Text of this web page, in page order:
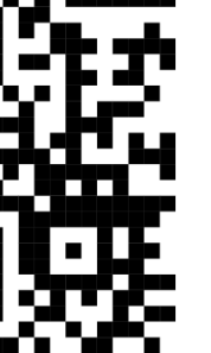
NIÊN XÃ CƯ M’TA
PHÁT HUY HIỆU QUẢ,
TRIỂN KINH TẾ
VỤ PHÁT TRIỂN